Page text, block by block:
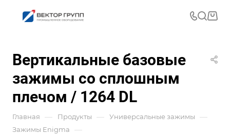
Вертикальные базовые
зажимы со сплошным
плечом / 1264 DL
Главная — Продукты — Универсальные зажимы —
Зажимы Enigma —